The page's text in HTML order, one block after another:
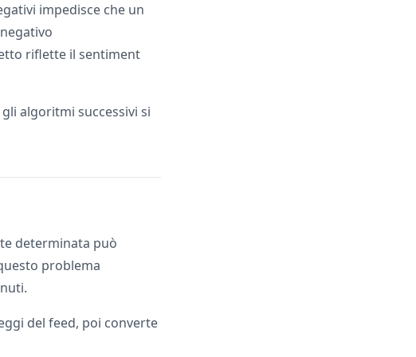
impedisce che un
riflette il sentiment
algoritmi successivi si
determinata può
problema
del feed, poi converte